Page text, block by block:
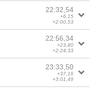
22:32,54
+6,15
+2:00,53
22:56,34
+23,80
+2:24,33
23:33,50
+37,16
+3:01,49